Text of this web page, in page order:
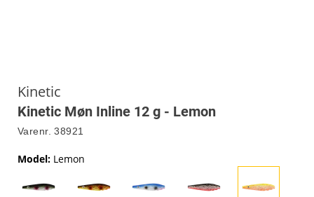
Kinetic
Kinetic Møn Inline 12 g - Lemon
Varenr. 38921
Model: Lemon